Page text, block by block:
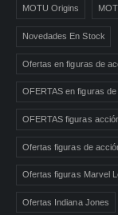
MOTU Origins
Novedades En Stock
Ofertas en figuras de
OFERTAS en figuras
OFERTAS figuras
Ofertas figuras de
Ofertas figuras Marvel
Ofertas Indiana Jones